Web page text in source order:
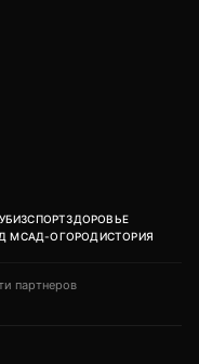
СПОРТЗДОРОВЬЕ
МСАД-ОГОРОДИСТОРИЯ
партнеров